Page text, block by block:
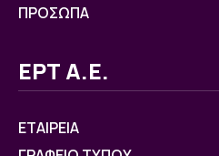
ΠΡΟΣΩΠΑ
ΕΡΤ Α.Ε.
ΕΤΑΙΡΕΙΑ